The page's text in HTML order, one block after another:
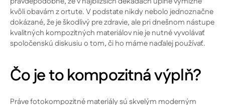
kvôli obavám z ortute. V podstate nikdy nebolo jednoznačne
dokázané, že je škodlivý pre zdravie, ale pri dnešnom nástupe
kvalitných kompozitných materiálov nie je nutné vyvolávať
spoločenskú diskusiu o tom, či ho máme naďalej používať.
Čo je to kompozitná výplň?
Práve fotokompozitné materiály sú skvelým moderným